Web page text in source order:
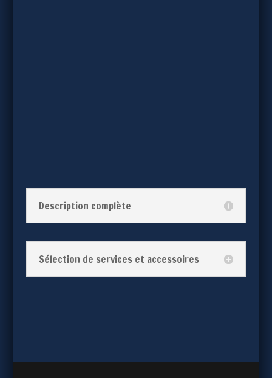
Description complète
Sélection de services et accessoires